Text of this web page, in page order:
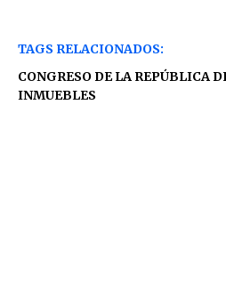
TAGS RELACIONADOS:
CONGRESO DE LA REPÚBLICA
INMUEBLES